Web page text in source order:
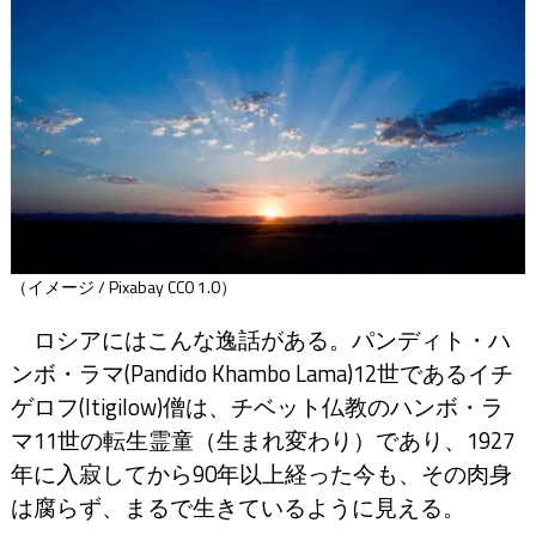
（イメージ / Pixabay CC0 1.0）
ロシアにはこんな逸話がある。パンディト・ハ
ンボ・ラマ(Pandido Khambo Lama)12世であるイチ
ゲロフ(Itigilow)僧は、チベット仏教のハンボ・ラ
マ11世の転生霊童（生まれ変わり）であり、1927
年に入寂してから90年以上経った今も、その肉身
は腐らず、まるで生きているように見える。